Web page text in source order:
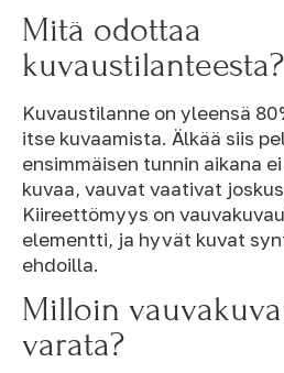
Mitä odottaa
kuvaustilanteesta?
Kuvaustilanne on yleensä
itse kuvaamista. Älkää siis
ensimmäisen tunnin aikana
kuvaa, vauvat vaativat
Kiireettömyys on
elementti, ja hyvät kuvat
ehdoilla.
Milloin
varata?